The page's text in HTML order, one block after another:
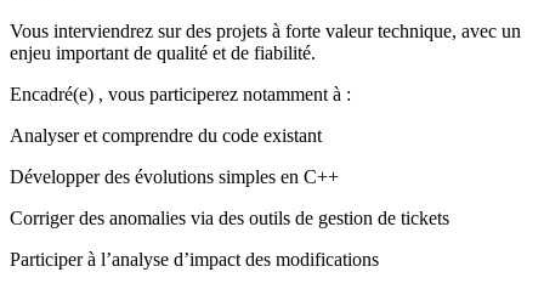
Vous interviendrez sur des projets à forte valeur technique, avec un
enjeu important de qualité et de fiabilité.
Encadré(e) , vous participerez notamment à :
Analyser et comprendre du code existant
Développer des évolutions simples en C++
Corriger des anomalies via des outils de gestion de tickets
Participer à l’analyse d’impact des modifications